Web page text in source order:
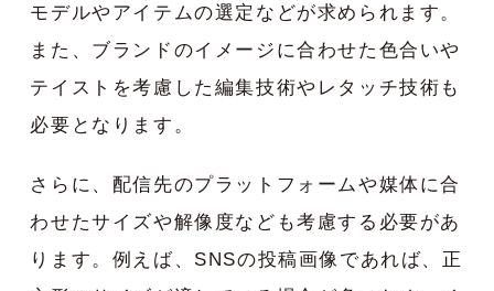
モデルやアイテムの選定などが求められます。
また、ブランドのイメージに合わせた色合いや
テイストを考慮した編集技術やレタッチ技術も
必要となります。
さらに、配信先のプラットフォームや媒体に合
わせたサイズや解像度なども考慮する必要があ
ります。例えば、SNSの投稿画像であれば、正